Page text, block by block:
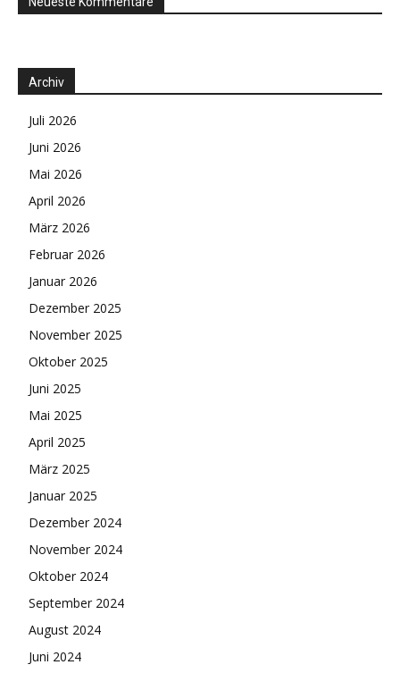
Archiv
Juli 2026
Juni 2026
Mai 2026
April 2026
März 2026
Februar 2026
Januar 2026
Dezember 2025
November 2025
Oktober 2025
Juni 2025
Mai 2025
April 2025
März 2025
Januar 2025
Dezember 2024
November 2024
Oktober 2024
September 2024
August 2024
Juni 2024